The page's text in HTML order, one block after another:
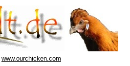
www.ourchicken.com